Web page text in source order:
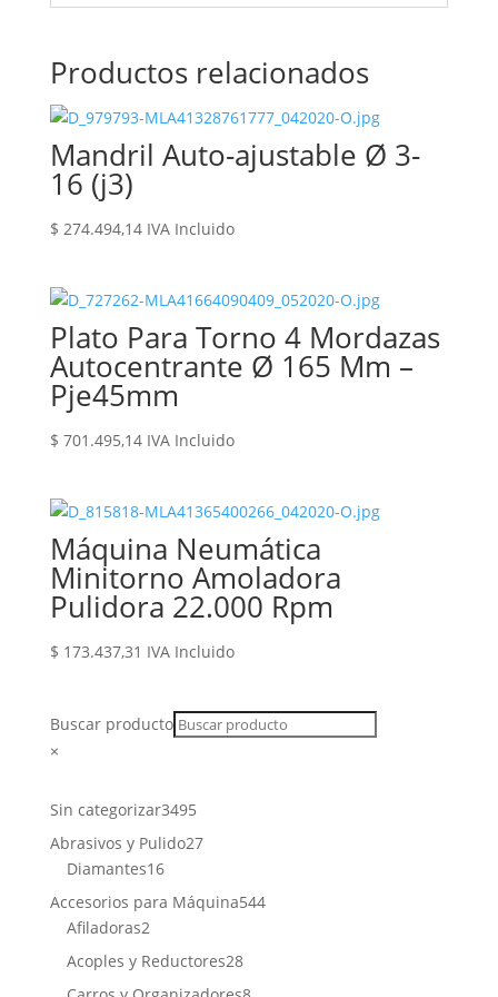
Productos relacionados
Mandril Auto-ajustable Ø 3-
16 (j3)
$ 274.494,14 IVA Incluido
Plato Para Torno 4 Mordazas
Autocentrante Ø 165 Mm –
Pje45mm
$ 701.495,14 IVA Incluido
Máquina Neumática
Minitorno Amoladora
Pulidora 22.000 Rpm
$ 173.437,31 IVA Incluido
Buscar producto
×
Sin categorizar34953495
productos
Abrasivos y Pulido2727
Diamantes1616
productos
Accesorios para Máquina544544
Afiladoras22
productos
Acoples y Reductores2828
productos
8